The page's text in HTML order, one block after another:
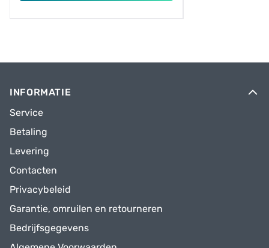
INFORMATIE
Service
Betaling
Levering
Contacten
Privacybeleid
Garantie, omruilen en retourneren
Bedrijfsgegevens